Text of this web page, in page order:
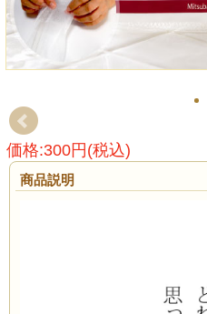
価格:300円(税込)
商品説明